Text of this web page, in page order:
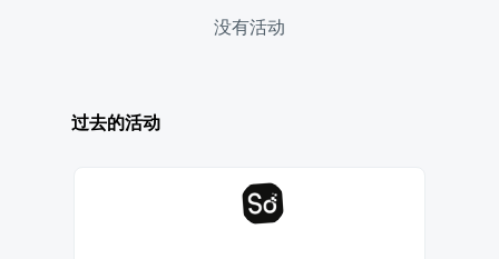
没有活动
过去的活动